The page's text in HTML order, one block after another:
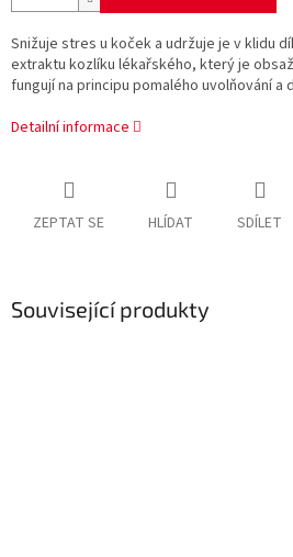
Snižuje stres u koček a udržuje je v klidu
extraktu kozlíku lékařského, který je
fungují na principu pomalého uvolňování a
Detailní informace
ZEPTAT SE HLÍDAT SDÍLET
Související produkty